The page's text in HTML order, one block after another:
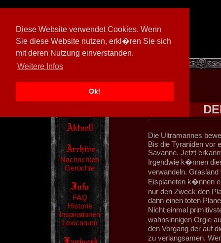
Diese Website verwendet Cookies. Wenn
Sie diese Website nutzen, erkl�ren Sie sich
mit deren Nutzung einverstanden.
Weitere Infos
Ok!
[ 594026/M3]
Nachrichten
Gerüchte
FAQ
Historie
Inspirationen
Lexicanum
Die Ultramarines
Bis die Tyraniden vor
Savanne. Jetzt
Irgendwie k�nnen
verwandeln.
Eisplaneten k�nnen
nur den Zweck den
dann einen toten
Nicht einmal
wahnsinnigen Orgie
den Vorgang der auf
zu verlangsamen.